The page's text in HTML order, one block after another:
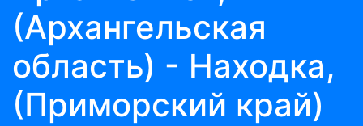
(Архангельская
область) - Находка,
(Приморский край)